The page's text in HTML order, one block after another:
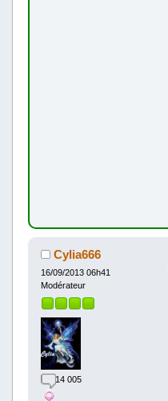
Cylia666
16/09/2013 06h41
Modérateur
14 005